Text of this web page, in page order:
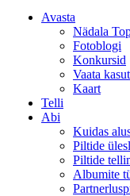
Avasta
Nädala
Fotoblogi
Konkursid
Vaata
Kaart
Telli
Abi
Kuidas
Piltide
Piltide
Albumite